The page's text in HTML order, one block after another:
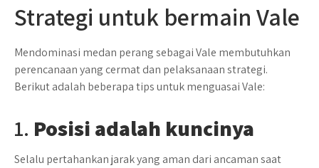
Strategi untuk bermain Vale
Mendominasi medan perang sebagai Vale membutuhkan
perencanaan yang cermat dan pelaksanaan strategi.
Berikut adalah beberapa tips untuk menguasai Vale:
1. Posisi adalah kuncinya
Selalu pertahankan jarak yang aman dari ancaman saat